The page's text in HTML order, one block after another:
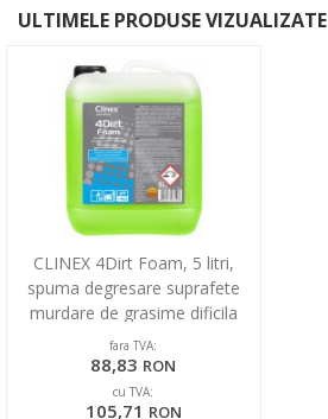
ULTIMELE PRODUSE VIZUALIZATE
CLINEX 4Dirt Foam, 5 litri,
spuma degresare suprafete
murdare de grasime dificila
fara TVA:
88,83 RON
cu TVA:
105,71 RON